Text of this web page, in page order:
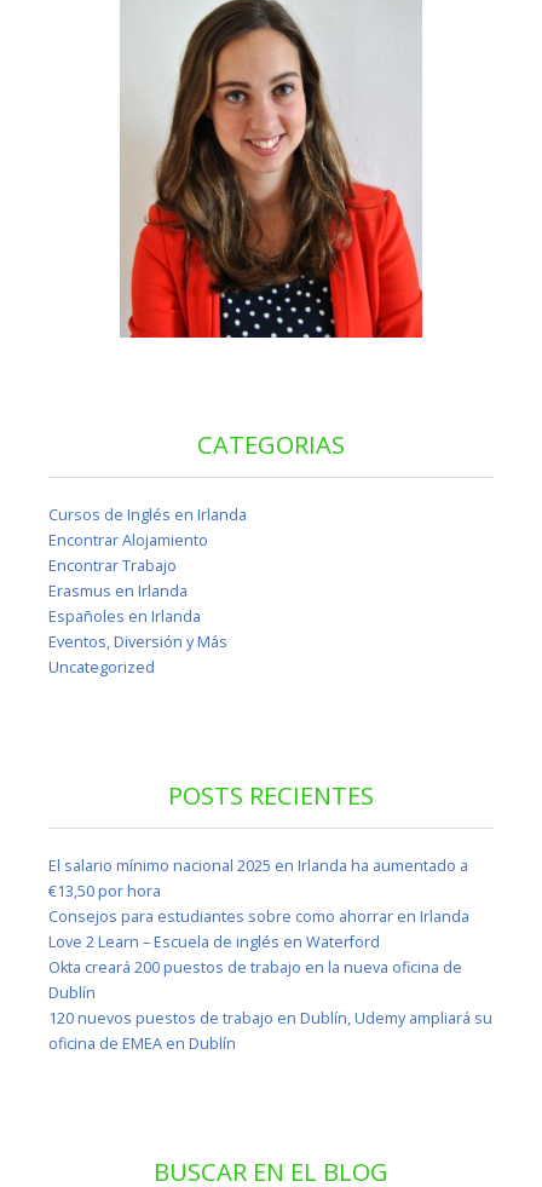
CATEGORIAS
Cursos de Inglés en Irlanda
Encontrar Alojamiento
Encontrar Trabajo
Erasmus en Irlanda
Españoles en Irlanda
Eventos, Diversión y Más
Uncategorized
POSTS RECIENTES
El salario mínimo nacional 2025 en Irlanda ha aumentado a
€13,50 por hora
Consejos para estudiantes sobre como ahorrar en Irlanda
Love 2 Learn – Escuela de inglés en Waterford
Okta creará 200 puestos de trabajo en la nueva oficina de
Dublín
120 nuevos puestos de trabajo en Dublín, Udemy ampliará su
oficina de EMEA en Dublín
BUSCAR EN EL BLOG